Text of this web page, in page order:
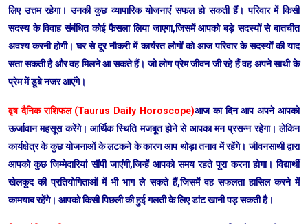
लिए उत्तम रहेगा। उनकी कुछ व्यापारिक योजनाएं सफल हो सकती हैं। परिवार में किसी
सदस्य के विवाह संबंधित कोई फैसला लिया जाएगा,जिसमें आपको बड़े सदस्यों से बातचीत
अवश्य करनी होगी। घर से दूर नौकरी में कार्यरत लोगों को आज परिवार के सदस्यों की याद
सता सकती है और वह मिलने आ सकते हैं। जो लोग प्रेम जीवन जी रहे हैं वह अपने साथी के
प्रेम में डूबे नजर आएंगे।
वृष दैनिक राशिफल (Taurus Daily Horoscope)आज का दिन आप अपने आपको
ऊर्जावान महसूस करेंगे। आर्थिक स्थिति मजबूत होने से आपका मन प्रसन्न रहेगा। लेकिन
कार्यक्षेत्र के कुछ योजनाओं के लटकने के कारण आप थोड़ा तनाव में रहेंगे। जीवनसाथी द्वारा
आपको कुछ जिम्मेदारियां सौंपी जाएंगी,जिन्हें आपको समय रहते पूरा करना होगा। विद्यार्थी
खेलकूद की प्रतियोगिताओं में भी भाग ले सकते हैं,जिसमें वह सफलता हासिल करने में
कामयाब रहेंगे। आपको किसी पिछली की हुई गलती के लिए डांट खानी पड़ सकती है।